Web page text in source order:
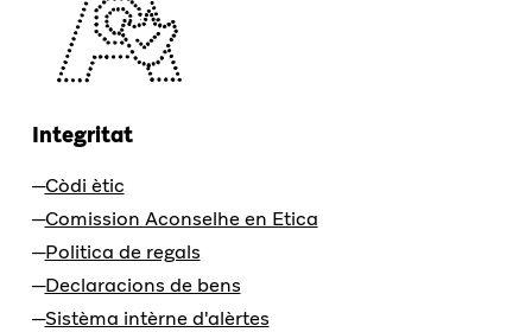
Integritat
Còdi ètic
Comission Aconselhe en Etica
Politica de regals
Declaracions de bens
Sistèma intèrne d'alèrtes